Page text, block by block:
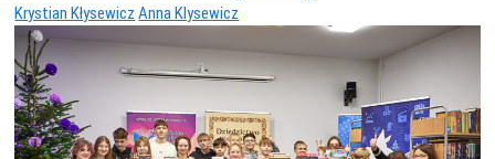
Krystian Kłysewicz Anna Klysewicz